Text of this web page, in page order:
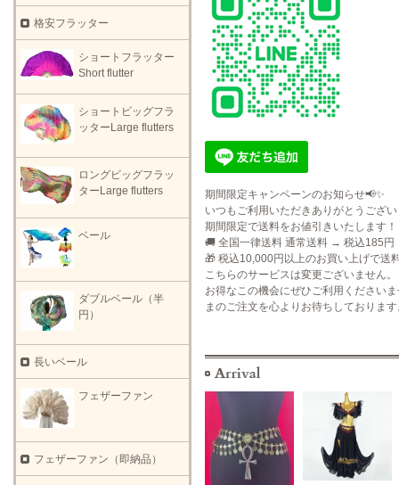
期間限定キャンペーンのお知らせ📢✨
いつもご利用いただきありがとうござ
期間限定で送料をお値引きいたします！
🚚 全国一律送料 通常送料 → 税込185円
🎁 税込10,000円以上のお買い上げで送
こちらのサービスは変更ございません。
お得なこの機会にぜひご利用くださいま
まのご注文を心よりお待ちしておりま
格安フラッター
ショートフラッター
Short flutter
ショートビッグフラ
ッターLarge flutters
ロングビッグフラッ
ターLarge flutters
ベール
ダブルベール（半
円）
長いベール
フェザーファン
フェザーファン（即納品）